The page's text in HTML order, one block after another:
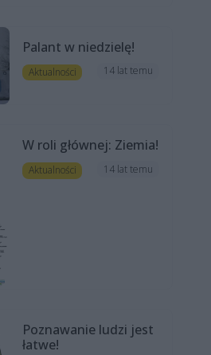
Palant w niedzielę!
Aktualności 14 lat temu
W roli głównej: Ziemia!
Aktualności 14 lat temu
Poznawanie ludzi jest
łatwe!